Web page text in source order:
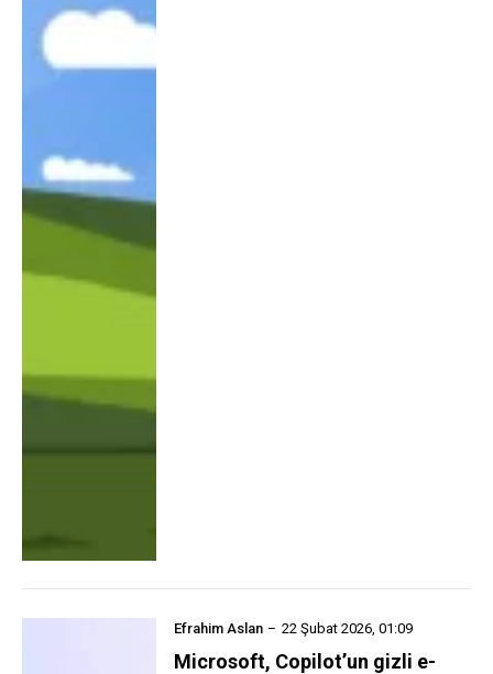
Efrahim Aslan 22 Şubat 2026, 01:09
Microsoft, Copilot’un gizli e-